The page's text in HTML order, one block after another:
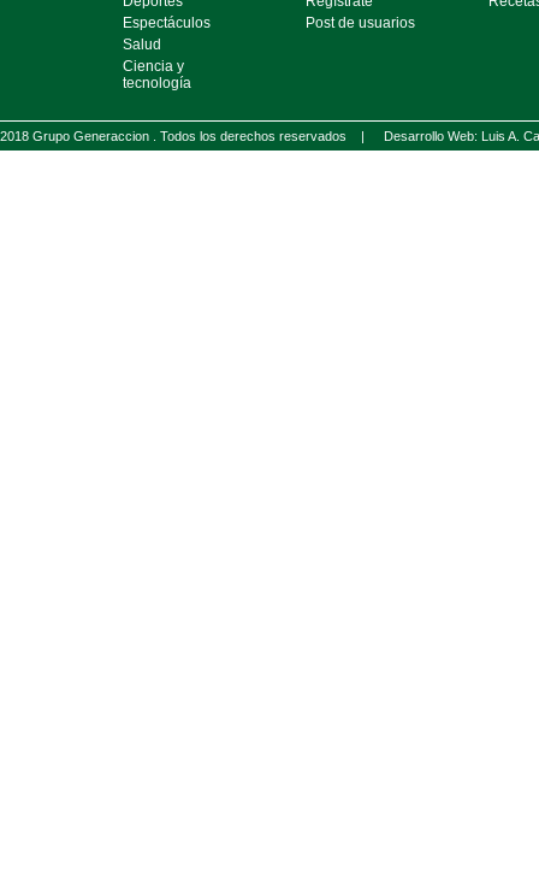
Espectáculos
Salud
Ciencia y
tecnología
Post de usuarios
2018 Grupo Generaccion . Todos los derechos reservados | Desarrollo Web: Luis